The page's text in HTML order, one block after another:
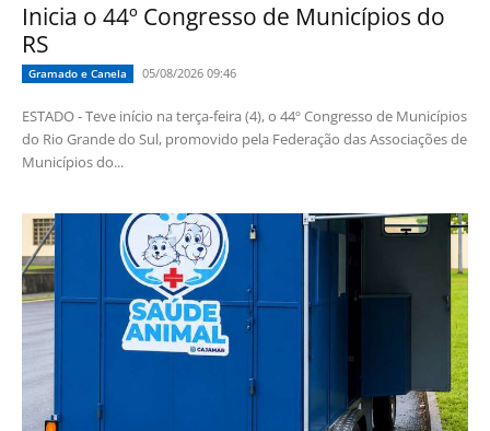
Inicia o 44º Congresso de Municípios do
RS
Gramado e Canela 05/08/2026 09:46
ESTADO - Teve início na terça-feira (4), o 44º Congresso de Municípios
do Rio Grande do Sul, promovido pela Federação das Associações de
Municípios do...